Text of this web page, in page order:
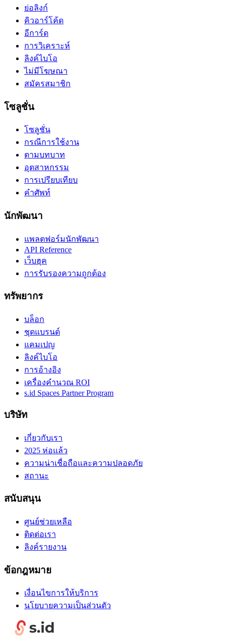
ย่อลิงก์
คิวอาร์โค้ด
อีการ์ด
การวิเคราะห์
ลิงค์ไบโอ
ไม่มีโฆษณา
สมัครสมาชิก
โซลูชั่น
โซลูชั่น
กรณีการใช้งาน
ตามบทบาท
อุตสาหกรรม
การเปรียบเทียบ
คำศัพท์
นักพัฒนา
แพลตฟอร์มนักพัฒนา
API Reference
เว็บฮุค
การรับรองความถูกต้อง
ทรัพยากร
บล็อก
ชุดแบรนด์
แคมเปญ
ลิงค์ไบโอ
การอ้างอิง
เครื่องคำนวณ ROI
s.id Spaces Partner Program
บริษัท
เกี่ยวกับเรา
2025 ห่อแล้ว
ความน่าเชื่อถือและความปลอดภัย
สถานะ
สนับสนุน
ศูนย์ช่วยเหลือ
ติดต่อเรา
ลิงค์รายงาน
ข้อกฎหมาย
เงื่อนไขการให้บริการ
นโยบายความเป็นส่วนตัว